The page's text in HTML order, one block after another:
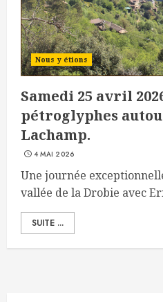
Nous y étions
Samedi 25 avril
pétroglyphes
Lachamp.
4 MAI 2026
Une journée
vallée de la Drobie avec
SUITE ...